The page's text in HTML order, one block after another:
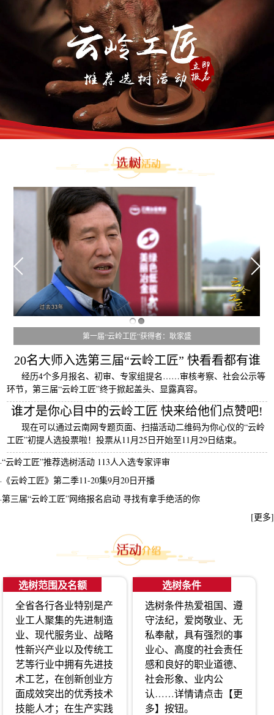
第一届“云岭工匠”获得者：耿家盛
20名大师入选第三届“云岭工匠” 快看看都有谁
经历4个多月报名、初审、专家组提名……审核考察、社会公示等
环节，第三届“云岭工匠”终于掀起盖头、显露真容。
谁才是你心目中的云岭工匠 快来给他们点赞吧!
现在可以通过云南网专题页面、扫描活动二维码为你心仪的“云岭
工匠”初提人选投票啦！投票从11月25日开始至11月29日结束。
·“云岭工匠”推荐选树活动 113人入选专家评审
· 《云岭工匠》第二季11-20集9月20日开播
·第三届“云岭工匠”网络报名启动 寻找有拿手绝活的你
[更多]
选树范围及名额
全省各行各业特别是产
业工人聚集的先进制造
业、现代服务业、战略
性新兴产业以及传统工
艺等行业中拥有先进技
术工艺，在创新创业方
面成效突出的优秀技术
技能人才；在生产实践
选树条件
选树条件热爱祖国、遵
守法纪，爱岗敬业、无
私奉献，具有强烈的事
业心、高度的社会责任
感和良好的职业道德、
社会形象、业内公
认……详情请点击【更
多】按钮。